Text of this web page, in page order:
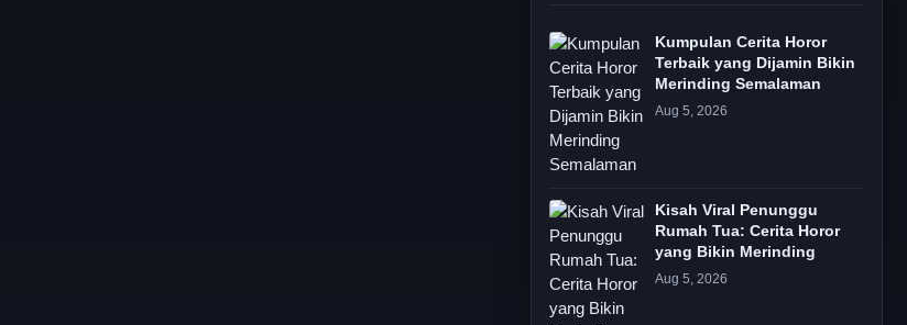
Kumpulan Cerita Horor
Terbaik yang Dijamin Bikin
Merinding Semalaman
Aug 5, 2026
Kisah Viral Penunggu
Rumah Tua: Cerita Horor
yang Bikin Merinding
Aug 5, 2026